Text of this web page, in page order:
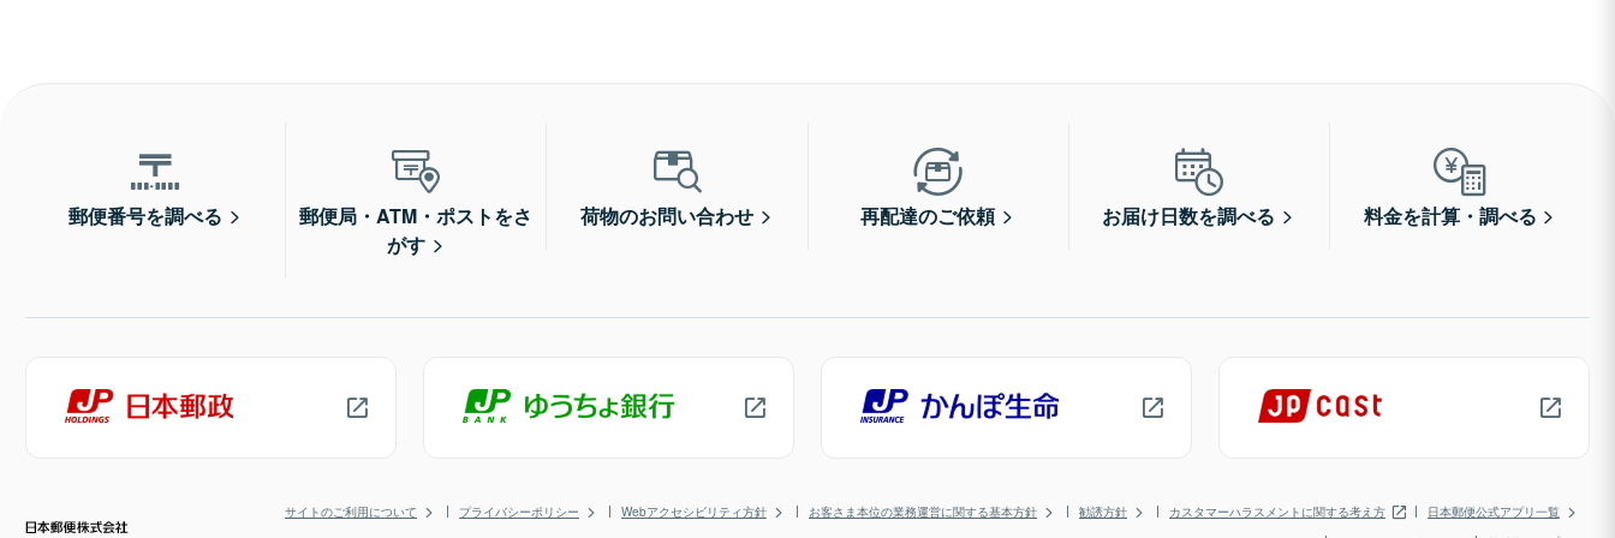
郵便番号を調べる
郵便局・ATM・ポストをさ
がす
荷物のお問い合わせ 再配達のご依頼 お届け日数を調べる 料金を計算・調べる
サイトのご利用について プライバシーポリシー Webアクセシビリティ方針 お客さま本位の業務運営に関する基本方針 勧誘方針 カスタマーハラスメントに関する考え方
日本郵便公式アプリ一覧